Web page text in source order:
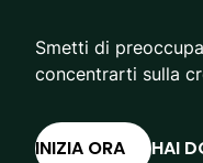
Smetti di
concentrarti sulla
INIZIA ORA HAI